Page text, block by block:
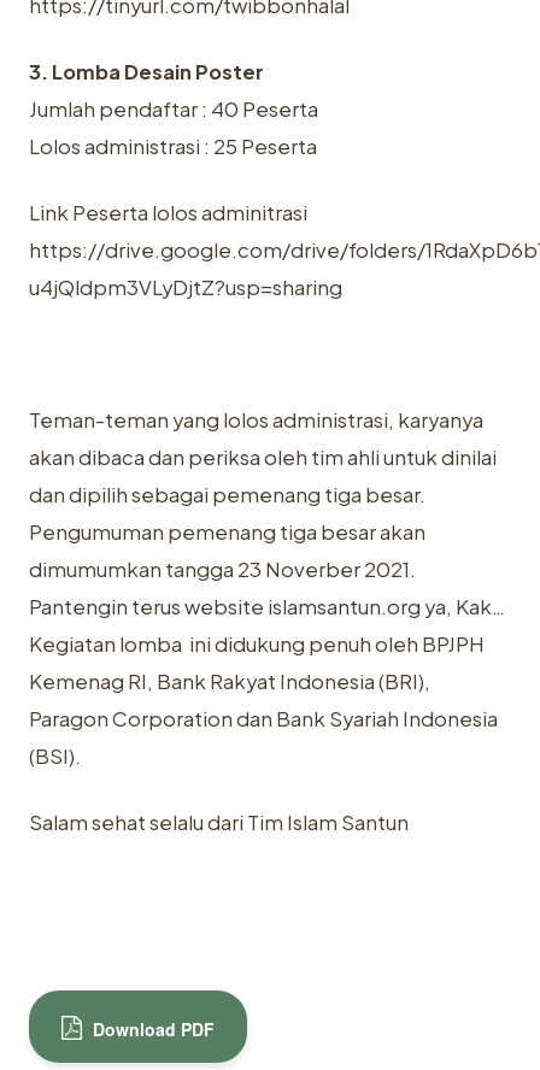
https://tinyurl.com/twibbonhalal
3. Lomba Desain Poster
Jumlah pendaftar : 40 Peserta
Lolos administrasi : 25 Peserta
Link Peserta lolos adminitrasi
https://drive.google.com/drive/folders/
u4jQldpm3VLyDjtZ?usp=sharing
Teman-teman yang lolos administrasi, karyanya
akan dibaca dan periksa oleh tim ahli untuk dinilai
dan dipilih sebagai pemenang tiga besar.
Pengumuman pemenang tiga besar akan
dimumumkan tangga 23 Noverber 2021.
Pantengin terus website islamsantun.org ya, Kak…
Kegiatan lomba ini didukung penuh oleh BPJPH
Kemenag RI, Bank Rakyat Indonesia (BRI),
Paragon Corporation dan Bank Syariah Indonesia
(BSI).
Salam sehat selalu dari Tim Islam Santun
Download PDF